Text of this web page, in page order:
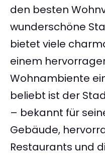
den besten
wunderschöne
bietet viele
einem
Wohnambiente
beliebt ist der
– bekannt für
Gebäude,
Restaurants und